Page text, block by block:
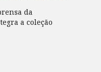
da
a coleção